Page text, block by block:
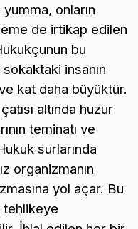
yumma, onların
de irtikap edilen
bu
insanın
kat daha büyüktür.
altında huzur
teminatı ve
surlarında
organizmanın
yol açar. Bu
tehlikeye